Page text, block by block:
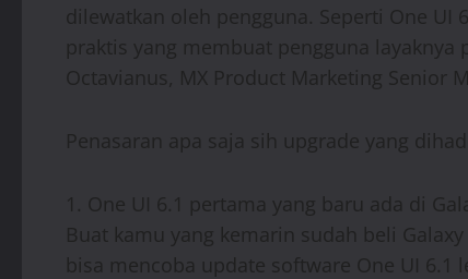
dilewatkan oleh pengguna. Seperti One
praktis yang membuat pengguna
Octavianus, MX Product Marketing Senior
Penasaran apa saja sih upgrade yang
1. One UI 6.1 pertama yang baru ada di
Buat kamu yang kemarin sudah beli
bisa mencoba update software One UI 6.1